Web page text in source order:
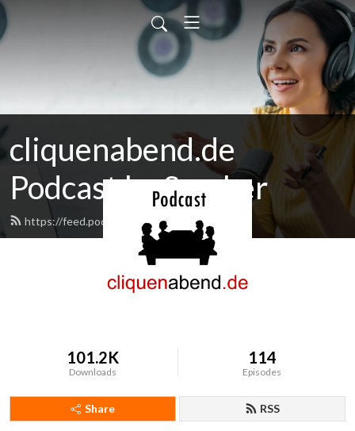
cliquenabend.de
Podcast by Smuker
https://feed.podbean.com/smuker/feed.xml
101.2K
Downloads
114
Episodes
Share RSS